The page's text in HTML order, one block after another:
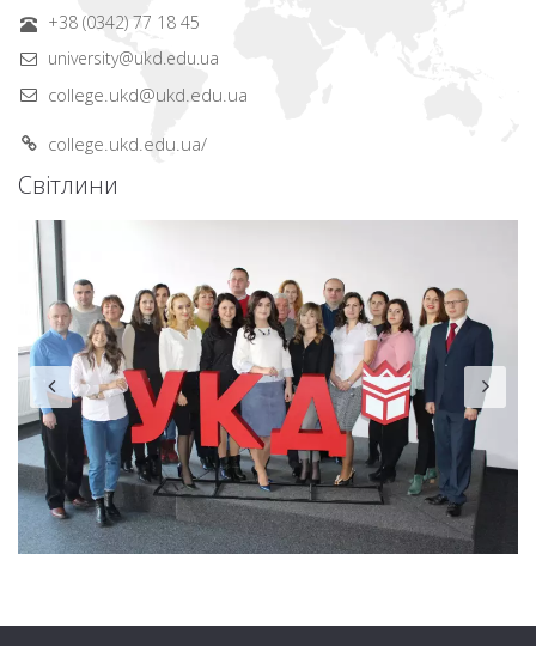
+38 (0342) 77 18 45
university@ukd.edu.ua
college.ukd@ukd.edu.ua
college.ukd.edu.ua/
Світлини